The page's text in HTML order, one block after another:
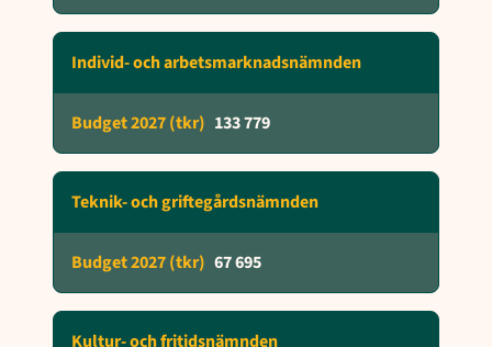
Individ- och arbetsmarknadsnämnden
133 779
Teknik- och griftegårdsnämnden
67 695
Kultur- och fritidsnämnden